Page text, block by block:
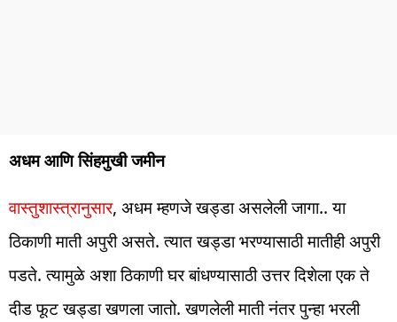
अधम आणि सिंहमुखी जमीन
वास्तुशास्त्रानुसार, अधम म्हणजे खड्डा असलेली जागा.. या
ठिकाणी माती अपुरी असते. त्यात खड्डा भरण्यासाठी मातीही अपुरी
पडते. त्यामुळे अशा ठिकाणी घर बांधण्यासाठी उत्तर दिशेला एक ते
दीड फूट खड्डा खणला जातो. खणलेली माती नंतर पुन्हा भरली